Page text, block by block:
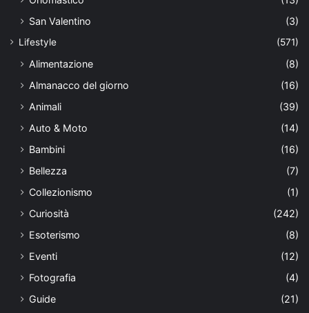
San Valentino
(3)
Lifestyle (571)
Alimentazione
(8)
Almanacco del giorno
(16)
Animali
(39)
Auto & Moto
(14)
Bambini
(16)
Bellezza
(7)
Collezionismo
(1)
Curiosità
(242)
Esoterismo
(8)
Eventi
(12)
Fotografia
(4)
Guide
(21)